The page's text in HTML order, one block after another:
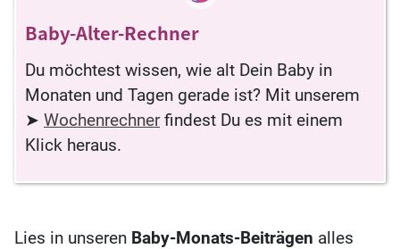
Baby-Alter-Rechner
Du möchtest wissen, wie alt Dein Baby in
Monaten und Tagen gerade ist? Mit unserem
➤ Wochenrechnerfindest Du es mit einem
Klick heraus.
Lies in unseren Baby-Monats-Beiträgen alles